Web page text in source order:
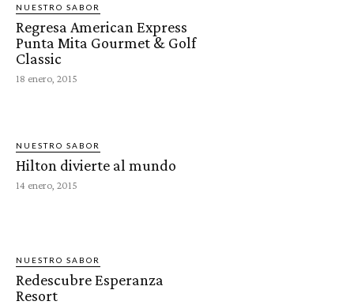
NUESTRO SABOR
Regresa American Express
Punta Mita Gourmet & Golf
Classic
18 enero, 2015
NUESTRO SABOR
Hilton divierte al mundo
14 enero, 2015
NUESTRO SABOR
Redescubre Esperanza
Resort